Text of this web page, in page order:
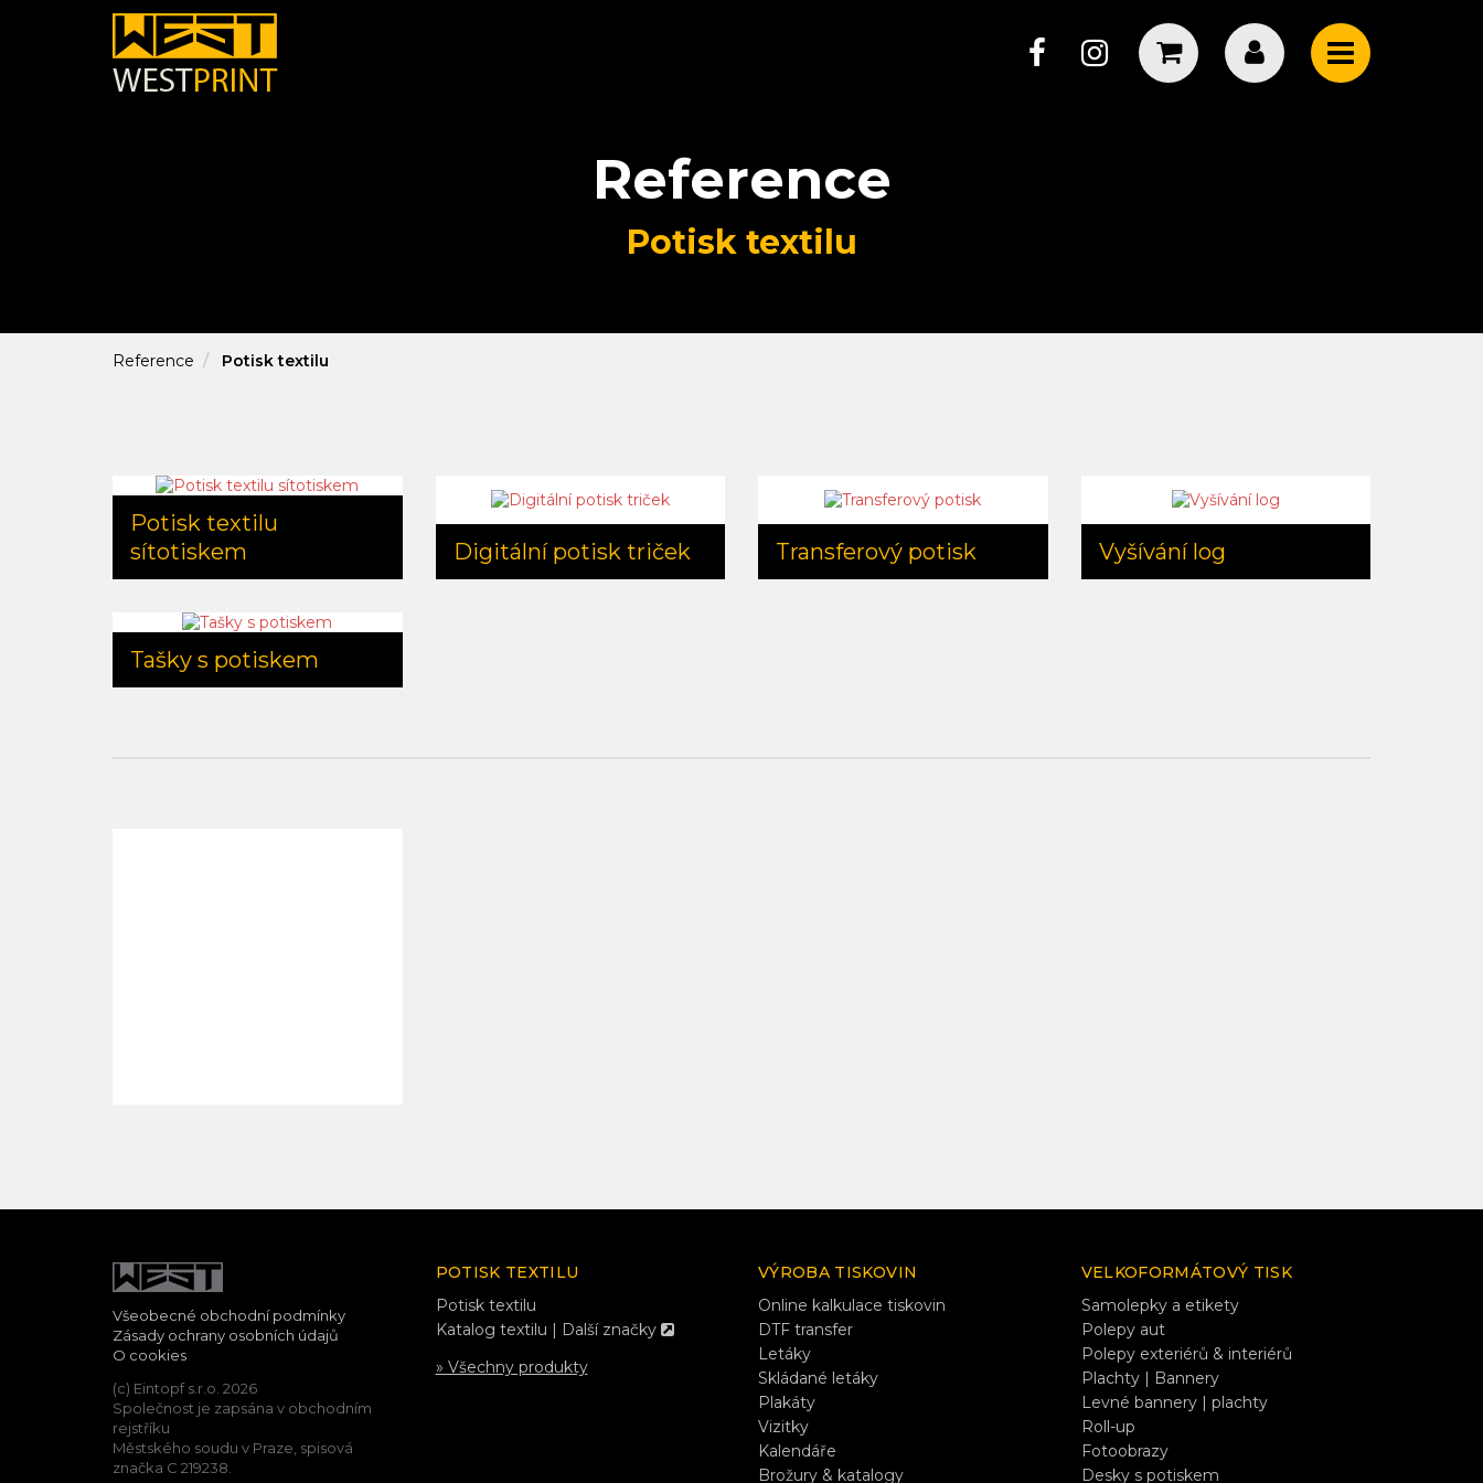
Reference
Potisk textilu
Reference Potisk textilu
Potisk textilu
sítotiskem
Digitální potisk triček Transferový potisk Vyšívání log
Tašky s potiskem
Všeobecné obchodní podmínky
Zásady ochrany osobních údajů
O cookies
(c) Eintopf s.r.o. 2026
Společnost je zapsána v obchodním
rejstříku
Městského soudu v Praze, spisová
značka C 219238.
POTISK TEXTILU
Potisk textilu
Katalog textilu | Další značky
» Všechny produkty
VÝROBA TISKOVIN
Online kalkulace tiskovin
DTF transfer
Letáky
Skládané letáky
Plakáty
Vizitky
Kalendáře
Brožury & katalogy
VELKOFORMÁTOVÝ TISK
Samolepky a etikety
Polepy aut
Polepy exteriérů & interiérů
Plachty | Bannery
Levné bannery | plachty
Roll-up
Fotoobrazy
Desky s potiskem